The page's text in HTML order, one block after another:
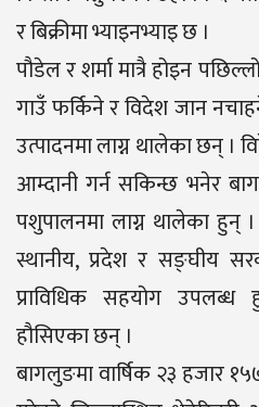
र बिक्रीमा भ्याइनभ्याइ छ ।
पौडेल र शर्मा मात्रै होइन
गाउँ फर्किने र विदेश जान
उत्पादनमा लाग्न थालेका छन् ।
आम्दानी गर्न सकिन्छ भनेर
पशुपालनमा लाग्न थालेका हुन्
स्थानीय, प्रदेश र सङ्घीय
प्राविधिक सहयोग
हौसिएका छन् ।
बागलुङमा वार्षिक २३ हजार